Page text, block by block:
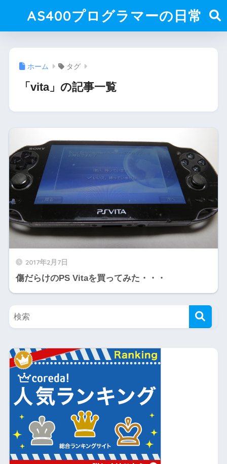
AS400プログラマーの日常
ホーム タグ
「vita」の記事一覧
2017年2月7日
傷だらけのPS Vitaを買ってみた・・・